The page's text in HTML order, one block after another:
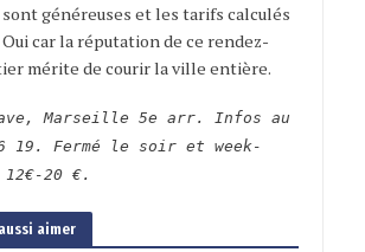
généreuses et les tarifs calculés
Oui car la réputation de ce rendez-
mérite de courir la ville entière.
Marseille 5e arr. Infos au
19. Fermé le soir et week-
20 €.
aimer